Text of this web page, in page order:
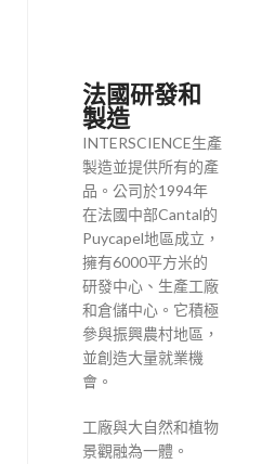
法國研發和
製造
INTERSCIENCE生產
製造並提供所有的產
品。公司於1994年
在法國中部Cantal的
Puycapel地區成立，
擁有6000平方米的
研發中心、生產工廠
和倉儲中心。它積極
參與振興農村地區，
並創造大量就業機
會。
工廠與大自然和植物
景觀融為一體。